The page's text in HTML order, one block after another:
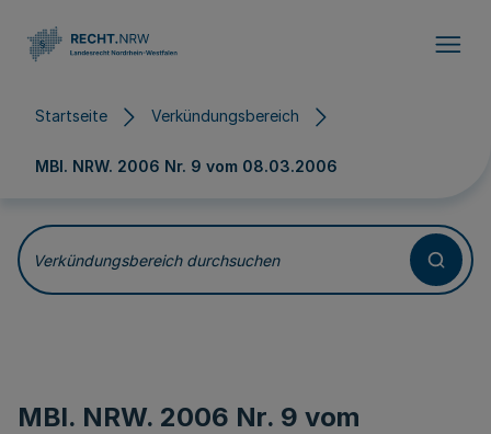
Startseite Verkündungsbereich
MBl. NRW. 2006 Nr. 9 vom 08.03.2006
Verkündungsbereich durchsuchen
MBl. NRW. 2006 Nr. 9 vom